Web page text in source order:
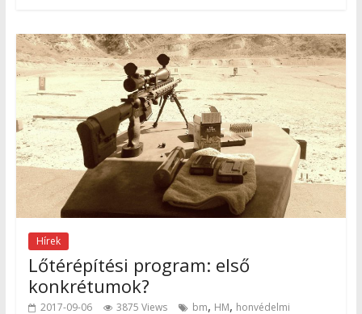
Hírek
Lőtérépítési program: első
konkrétumok?
2017-09-06 3875 Views bm, HM, honvédelmi